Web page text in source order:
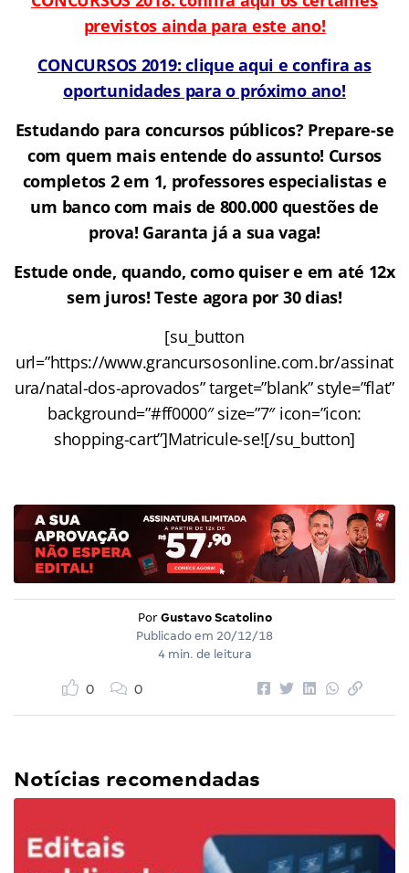
previstos ainda para este ano!
CONCURSOS 2019: clique aqui e confira as
oportunidades para o próximo ano!
Estudando para concursos públicos? Prepare-se
com quem mais entende do assunto! Cursos
completos 2 em 1, professores especialistas e
um banco com mais de 800.000 questões de
prova! Garanta já a sua vaga!
Estude onde, quando, como quiser e em até 12x
sem juros! Teste agora por 30 dias!
[su_button
url=”https://www.grancursosonline.com.br/assinat
ura/natal-dos-aprovados” target=”blank” style=”flat”
background=”#ff0000″ size=”7″ icon=”icon:
shopping-cart”]Matricule-se![/su_button]
Por Gustavo Scatolino
Publicado em 20/12/18
4 min. de leitura
0 0
Notícias recomendadas